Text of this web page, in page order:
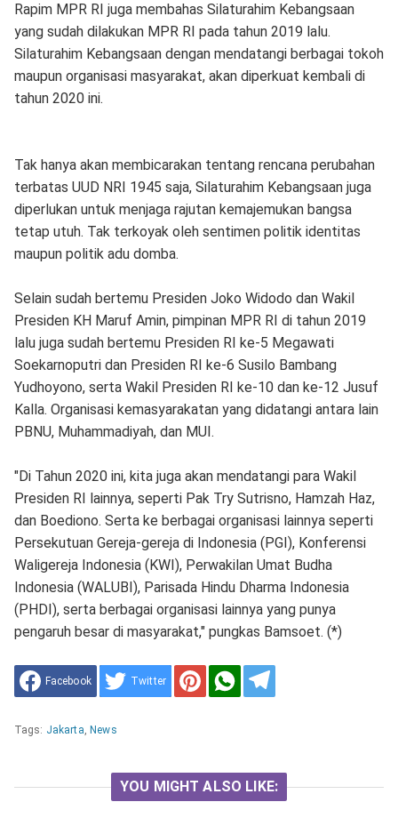
Rapim MPR RI juga membahas Silaturahim Kebangsaan
yang sudah dilakukan MPR RI pada tahun 2019 lalu.
Silaturahim Kebangsaan dengan mendatangi berbagai tokoh
maupun organisasi masyarakat, akan diperkuat kembali di
tahun 2020 ini.
Tak hanya akan membicarakan tentang rencana perubahan
terbatas UUD NRI 1945 saja, Silaturahim Kebangsaan juga
diperlukan untuk menjaga rajutan kemajemukan bangsa
tetap utuh. Tak terkoyak oleh sentimen politik identitas
maupun politik adu domba.
Selain sudah bertemu Presiden Joko Widodo dan Wakil
Presiden KH Maruf Amin, pimpinan MPR RI di tahun 2019
lalu juga sudah bertemu Presiden RI ke-5 Megawati
Soekarnoputri dan Presiden RI ke-6 Susilo Bambang
Yudhoyono, serta Wakil Presiden RI ke-10 dan ke-12 Jusuf
Kalla. Organisasi kemasyarakatan yang didatangi antara lain
PBNU, Muhammadiyah, dan MUI.
"Di Tahun 2020 ini, kita juga akan mendatangi para Wakil
Presiden RI lainnya, seperti Pak Try Sutrisno, Hamzah Haz,
dan Boediono. Serta ke berbagai organisasi lainnya seperti
Persekutuan Gereja-gereja di Indonesia (PGI), Konferensi
Waligereja Indonesia (KWI), Perwakilan Umat Budha
Indonesia (WALUBI), Parisada Hindu Dharma Indonesia
(PHDI), serta berbagai organisasi lainnya yang punya
pengaruh besar di masyarakat," pungkas Bamsoet. (*)
Facebook Twitter
Tags: Jakarta, News
YOU MIGHT ALSO LIKE: